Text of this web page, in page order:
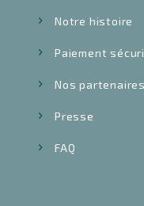
Notre histoire
Paiement
Nos partenaires
Presse
FAQ